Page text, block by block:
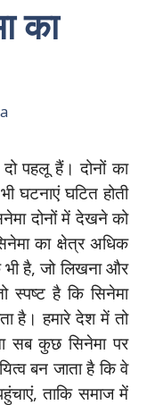
का
पहलू हैं। दोनों का
घटनाएं घटित होती
दोनों में देखने को
का क्षेत्र अधिक
है, जो लिखना और
स्पष्ट है कि सिनेमा
है। हमारे देश में तो
सब कुछ सिनेमा पर
बन जाता है कि वे
ताकि समाज में